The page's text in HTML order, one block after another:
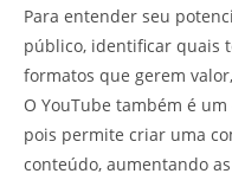
Para entender seu
público, identificar quais
formatos que gerem
O YouTube também é
pois permite criar uma
conteúdo, aumentando